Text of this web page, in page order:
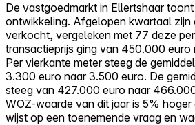
Alles-in-één
Reviews
Prijzen
Log in
Probeer Walter gratis
De vastgoedmarkt in Ellertshaar
ontwikkeling. Afgelopen kwartaal zijn
verkocht, vergeleken met 77 deze
transactieprijs ging van 450.000
Per vierkante meter steeg de
3.300 euro naar 3.500 euro. De
steeg van 427.000 euro naar
WOZ-waarde van dit jaar is 5% hoger
wijst op een toenemende vraag en